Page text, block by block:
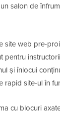
salon de
site web pre-
pentru
și înlocui
rapid site-ul în
cu blocuri